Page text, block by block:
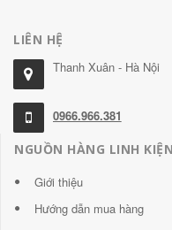
LIÊN HỆ
Thanh Xuân - Hà Nội
0966.966.381
NGUỒN HÀNG LINH KIỆN
Giới thiệu
Hướng dẫn mua hàng